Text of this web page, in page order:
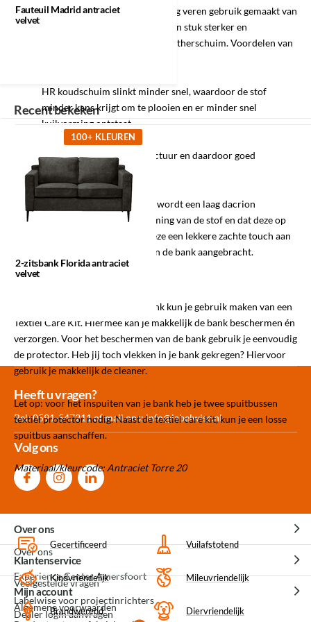
Vervolgens wordt er bovenop de nosag veren gebruik gemaakt van
HR koudschuim. HR koudschuim is een stuk sterker en
comfortabeler dan bijvoorbeeld polyetherschuim. Voordelen van
HR koudschuim slinkt minder snel, waardoor de stof
minder kans krijgt om te plooien en er minder snel
kuilvorming ontstaat.
Hoge veerkracht
Open en elastische celstructuur en daardoor goed
ventilerend.
Bovenop de laag HR koudschuim wordt een laag dacrion
aangebracht. Deze is ter bescherming van de stof en dat deze op
zijn plek blijft. Daarnaast geeft deze een lekkere zachte touch aan
de bank. Tot slot wordt de stof van de bank aangebracht.
Voor het onderhouden van de bank kun je gebruik maken van een
Textiel Care Kit. Hiermee kan je makkelijk de bank beschermen én
verzorgen. Voor het beschermen van de bank gebruik je eenvoudig
de protector. Heb jij toch vlekken in je bank gekregen? Hiervoor
gebruik je makkelijk de cleaner.
Let op: voor het inspuiten van je bank heb je twee spuitbussen
textiel protector nodig. Naast de textiel care kit, kun je een losse
spuitbus aanschaffen.
Materiaal/kleurcode: Antraciet Torre 20
Gecertificeerd Vuilafstotend
Kindvriendelijk Mileuvriendelijk
Brandwerend Diervriendelijk
Fauteuil Madrid antraciet
velvet
Recent bekeken
2-zitsbank Florida antraciet
velvet
100+ KLEUREN
Meer dan 30.000
producten op voorraad
Center Amersfoort
eigen fabriek
Heeft u vragen?
Bel: 0591-547211 of mail ons:info@labelwise.nl
Volg ons
Over ons
Over ons
Experience Center Amersfoort
Labelwise voor projectinrichters
Klantenservice
Veelgestelde vragen
Algemene voorwaarden
Mijn account
Dealer login aanvragen